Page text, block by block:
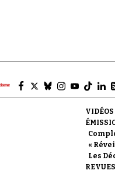
VIDÉOS
«
Les